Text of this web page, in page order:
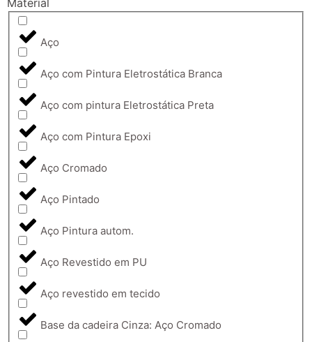
Aço
Aço com Pintura Eletrostática Branca
Aço com pintura Eletrostática Preta
Aço com Pintura Epoxi
Aço Cromado
Aço Pintado
Aço Pintura autom.
Aço Revestido em PU
Aço revestido em tecido
Base da cadeira Cinza: Aço Cromado